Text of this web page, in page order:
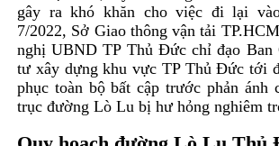
gây ra khó khăn cho việc đi lại
7/2022, Sở Giao thông vận tải
nghị UBND TP Thủ Đức chỉ đạo Ban
tư xây dựng khu vực TP Thủ Đức tới
phục toàn bộ bất cập trước phản ánh
trục đường Lò Lu bị hư hỏng nghiêm